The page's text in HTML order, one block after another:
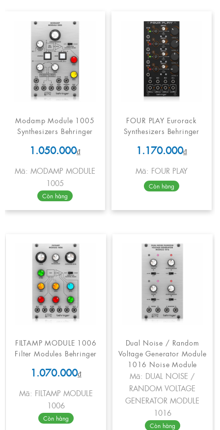
Modamp Module 1005
Synthesizers Behringer
1.050.000₫
Mã: MODAMP MODULE
1005
Còn hàng
FOUR PLAY Eurorack
Synthesizers Behringer
1.170.000₫
Mã: FOUR PLAY
Còn hàng
FILTAMP MODULE 1006
Filter Modules Behringer
1.070.000₫
Mã: FILTAMP MODULE
1006
Còn hàng
Dual Noise / Random
Voltage Generator Module
1016 Noise Module
Mã: DUAL NOISE /
RANDOM VOLTAGE
GENERATOR MODULE
1016
Còn hàng